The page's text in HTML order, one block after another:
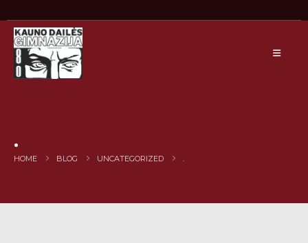
.
HOME BLOG UNCATEGORIZED .